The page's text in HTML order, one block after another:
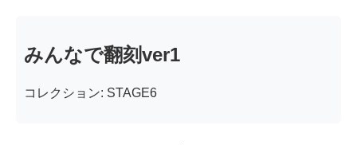
みんなで翻刻ver1
コレクション: STAGE6